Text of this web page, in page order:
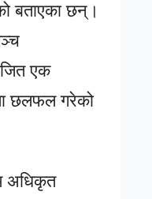
बताएका छन्।
एक
छलफल गरेको
अधिकृत